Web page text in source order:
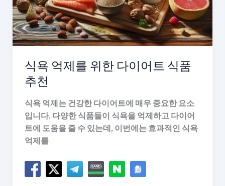
법
식욕 억제를 위한 다이어트 식품
추천
식욕 억제는 건강한 다이어트에 매우 중요한 요소
입니다. 다양한 식품들이 식욕을 억제하고 다이어
트에 도움을 줄 수 있는데, 이번에는 효과적인 식욕
억제를